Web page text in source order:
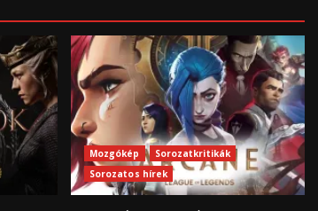
Mozgókép
Sorozatkritikák
Sorozatos hírek